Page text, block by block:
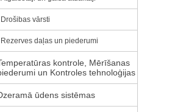
Drošibas vārsti
Rezerves daļas un piederumi
kontrole, Mērīšanas
un Kontroles tehnoloģijas
ūdens sistēmas